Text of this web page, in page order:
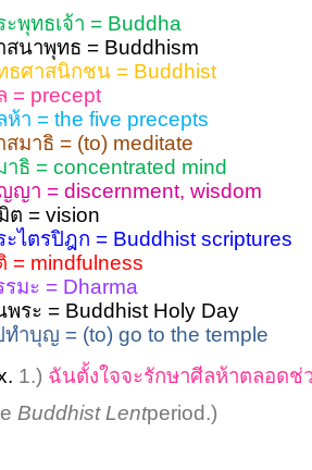
ะพุทธเจ้า = Buddha
สนาพุทธ = Buddhism
ธศาสนิกชน = Buddhist
= precept
ห้า = the five precepts
สมาธิ = (to) meditate
าธิ = concentrated mind
ญา = discernment, wisdom
ต = vision
ะไตรปิฎก = Buddhist scriptures
= mindfulness
รมะ = Dharma
พระ = Buddhist Holy Day
ทำบุญ = (to) go to the temple
1.) ฉันตั้งใจจะรักษาศีลห้าตลอดช่
Buddhist Lentperiod.)